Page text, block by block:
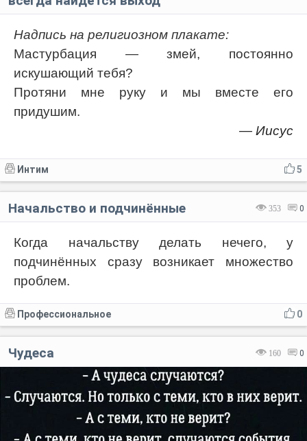
Надпись на религиозном плакате:
Мастурбация — змей, постоянно
искушающий тебя?
Протяни мне руку и мы вместе его
придушим.
— Иисус
5
Интим
353 0
Начальство и подчинённые
Когда начальству делать нечего, у
подчинённых сразу возникает множество
проблем.
0
Профессиональное
160 0
Чудеса